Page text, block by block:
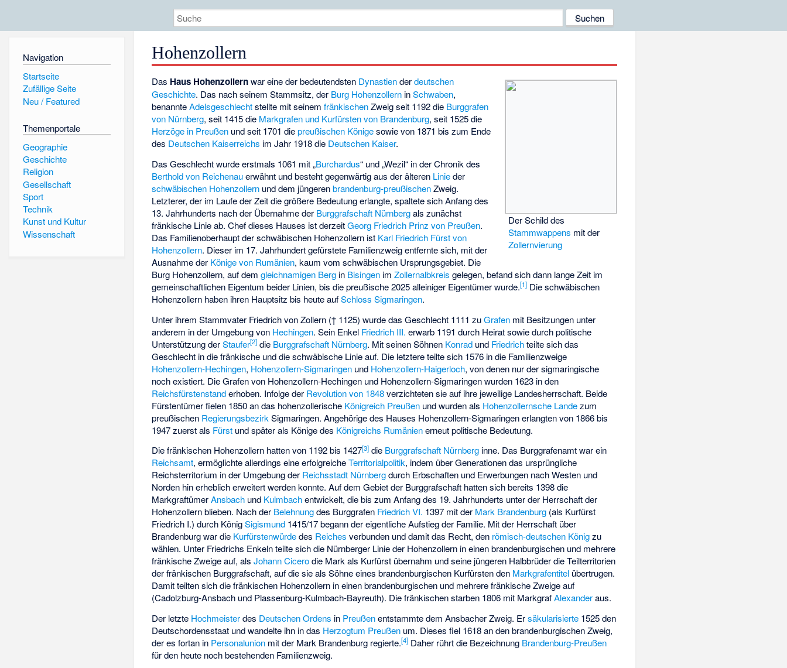
Navigation
Startseite
Zufällige Seite
Neu / Featured
Themenportale
Geographie
Geschichte
Religion
Gesellschaft
Sport
Technik
Kunst und Kultur
Wissenschaft
Hohenzollern
Der Schild des
Stammwappens mit der
Zollernvierung
Das Haus Hohenzollernwar eine der bedeutendsten Dynastienderdeutschen
Geschichte. Das nach seinem Stammsitz, der Burg Hohenzollern inSchwaben,
benannteAdelsgeschlechtstellte mit seinemfränkischenZweig seit 1192 die Burggrafen
von Nürnberg, seit 1415 die Markgrafen und Kurfürsten von Brandenburg, seit 1525 die
Herzöge in Preußen und seit 1701 diepreußischen Königesowie von 1871 bis zum Ende
des Deutschen Kaiserreichs im Jahr 1918 die Deutschen Kaiser.
Das Geschlecht wurde erstmals 1061 mit „Burchardus“ und „Wezil“ in der Chronik des
Berthold von Reichenauerwähnt und besteht gegenwärtig aus der älteren Linieder
schwäbischen Hohenzollern und dem jüngerenbrandenburg-preußischenZweig.
Letzterer, der im Laufe der Zeit die größere Bedeutung erlangte, spaltete sich Anfang des
13. Jahrhunderts nach der Übernahme der Burggrafschaft Nürnbergals zunächst
fränkische Linie ab. Chef dieses Hauses ist derzeitGeorg Friedrich Prinz von Preußen.
Das Familienoberhaupt der schwäbischen Hohenzollern ist Karl Friedrich Fürst von
Hohenzollern. Dieser im 17. Jahrhundert gefürstete Familienzweig entfernte sich, mit der
Ausnahme der Könige von Rumänien, kaum vom schwäbischen Ursprungsgebiet. Die
Burg Hohenzollern, auf demgleichnamigen Berg in Bisingen imZollernalbkreis gelegen, befand sich dann lange Zeit im
gemeinschaftlichen Eigentum beider Linien, bis die preußische 2025 alleiniger Eigentümer wurde.[1] Die schwäbischen
Hohenzollern haben ihren Hauptsitz bis heute aufSchloss Sigmaringen.
Unter ihrem Stammvater Friedrich von Zollern († 1125) wurde das Geschlecht 1111 zuGrafen mit Besitzungen unter
anderem in der Umgebung von Hechingen. Sein Enkel Friedrich III. erwarb 1191 durch Heirat sowie durch politische
Unterstützung derStaufer[2] die Burggrafschaft Nürnberg. Mit seinen Söhnen Konrad und Friedrichteilte sich das
Geschlecht in die fränkische und die schwäbische Linie auf. Die letztere teilte sich 1576 in die Familienzweige
Hohenzollern-Hechingen, Hohenzollern-Sigmaringen und Hohenzollern-Haigerloch, von denen nur der sigmaringische
noch existiert. Die Grafen von Hohenzollern-Hechingen und Hohenzollern-Sigmaringen wurden 1623 in den
Reichsfürstenstanderhoben. Infolge der Revolution von 1848verzichteten sie auf ihre jeweilige Landesherrschaft. Beide
Fürstentümer fielen 1850 an das hohenzollerische Königreich Preußen und wurden als Hohenzollernsche Landezum
preußischen Regierungsbezirk Sigmaringen. Angehörige des Hauses Hohenzollern-Sigmaringen erlangten von 1866 bis
1947 zuerst als Fürst und später als Könige des Königreichs Rumänienerneut politische Bedeutung.
Die fränkischen Hohenzollern hatten von 1192 bis 1427[3] die Burggrafschaft Nürnberg inne. Das Burggrafenamt war ein
Reichsamt, ermöglichte allerdings eine erfolgreicheTerritorialpolitik, indem über Generationen das ursprüngliche
Reichsterritorium in der Umgebung der Reichsstadt Nürnbergdurch Erbschaften und Erwerbungen nach Westen und
Norden hin erheblich erweitert werden konnte. Auf dem Gebiet der Burggrafschaft hatten sich bereits 1398 die
MarkgraftümerAnsbach und Kulmbachentwickelt, die bis zum Anfang des 19. Jahrhunderts unter der Herrschaft der
Hohenzollern blieben. Nach der Belehnungdes Burggrafen Friedrich VI. 1397 mit der Mark Brandenburg (als Kurfürst
Friedrich I.) durch KönigSigismund 1415/17 begann der eigentliche Aufstieg der Familie. Mit der Herrschaft über
Brandenburg war die Kurfürstenwürdedes Reiches verbunden und damit das Recht, den römisch-deutschen Königzu
wählen. Unter Friedrichs Enkeln teilte sich die Nürnberger Linie der Hohenzollern in einen brandenburgischen und mehrere
fränkische Zweige auf, alsJohann Cicerodie Mark als Kurfürst übernahm und seine jüngeren Halbbrüder die Teilterritorien
der fränkischen Burggrafschaft, auf die sie als Söhne eines brandenburgischen Kurfürsten den Markgrafentitel übertrugen.
Damit teilten sich die fränkischen Hohenzollern in einen brandenburgischen und mehrere fränkische Zweige auf
(Cadolzburg-Ansbach und Plassenburg-Kulmbach-Bayreuth). Die fränkischen starben 1806 mit MarkgrafAlexanderaus.
Der letzte Hochmeisterdes Deutschen Ordens in Preußenentstammte dem Ansbacher Zweig. Ersäkularisierte 1525 den
Deutschordensstaat und wandelte ihn in das Herzogtum Preußen um. Dieses fiel 1618 an den brandenburgischen Zweig,
der es fortan in Personalunion mit der Mark Brandenburg regierte.[4] Daher rührt die Bezeichnung Brandenburg-Preußen
für den heute noch bestehenden Familienzweig.